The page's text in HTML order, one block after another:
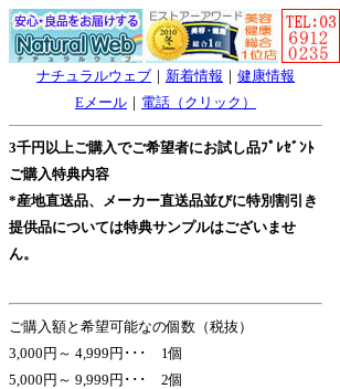
ナチュラルウェブ ｜ 新着情報 ｜ 健康情報
Eメール ｜ 電話（クリック）
3千円以上ご購入でご希望者にお試し品ﾌﾟﾚｾﾞﾝﾄ
ご購入特典内容
*産地直送品、メーカー直送品並びに特別割引き
提供品については特典サンプルはございませ
ん。
ご購入額と希望可能なの個数（税抜）
3,000円～ 4,999円･･･ 1個
5,000円～ 9,999円･･･ 2個